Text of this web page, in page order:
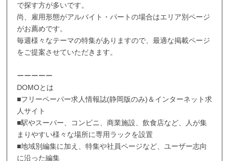
で探す方が多いです。
尚、雇用形態がアルバイト・パートの場合はエリア別ページ
がお薦めです。
毎週様々なテーマの特集がありますので、最適な掲載ページ
をご提案させていただきます。
ーーーーー
DOMOとは
■フリーペーパー求人情報誌(静岡版のみ)＆インターネット求
人サイト
■駅やスーパー、コンビニ、商業施設、飲食店など、人が集
まりやすい様々な場所に専用ラックを設置
■地域別編集に加え、特集や社員ページなど、ユーザー志向
に沿った編集